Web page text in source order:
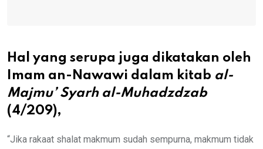
Hal yang serupa juga dikatakan oleh
Imam an-Nawawi dalam kitab al-
Majmu’ Syarh al-Muhadzdzab
(4/209),
“Jika rakaat shalat makmum sudah sempurna, makmum tidak